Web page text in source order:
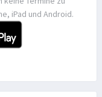
iPad und Android.